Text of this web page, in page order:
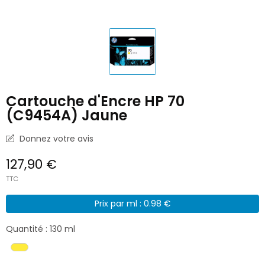
Cartouche d'Encre HP 70
(C9454A) Jaune
Donnez votre avis
127,90 €
TTC
Prix par ml : 0.98 €
Quantité : 130 ml